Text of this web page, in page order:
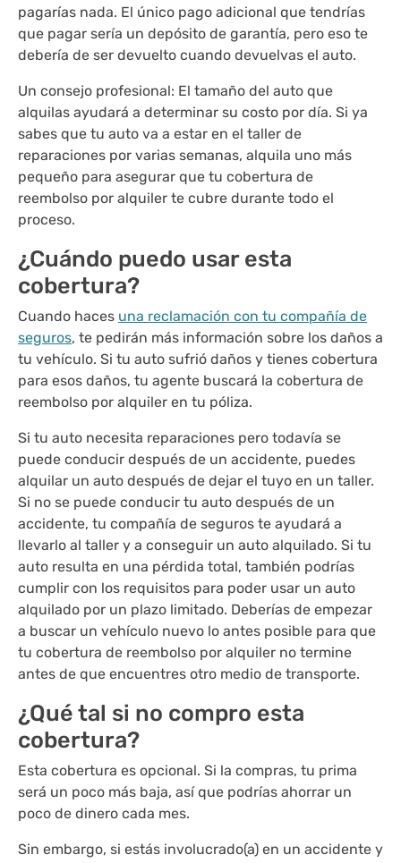
pagarías nada. El único pago adicional que tendrías
que pagar sería un depósito de garantía, pero eso te
debería de ser devuelto cuando devuelvas el auto.
Un consejo profesional: El tamaño del auto que
alquilas ayudará a determinar su costo por día. Si ya
sabes que tu auto va a estar en el taller de
reparaciones por varias semanas, alquila uno más
pequeño para asegurar que tu cobertura de
reembolso por alquiler te cubre durante todo el
proceso.
¿Cuándo puedo usar esta
cobertura?
Cuando haces una reclamación con tu compañía de
seguros, te pedirán más información sobre los daños a
tu vehículo. Si tu auto sufrió daños y tienes cobertura
para esos daños, tu agente buscará la cobertura de
reembolso por alquiler en tu póliza.
Si tu auto necesita reparaciones pero todavía se
puede conducir después de un accidente, puedes
alquilar un auto después de dejar el tuyo en un taller.
Si no se puede conducir tu auto después de un
accidente, tu compañía de seguros te ayudará a
llevarlo al taller y a conseguir un auto alquilado. Si tu
auto resulta en una pérdida total, también podrías
cumplir con los requisitos para poder usar un auto
alquilado por un plazo limitado. Deberías de empezar
a buscar un vehículo nuevo lo antes posible para que
tu cobertura de reembolso por alquiler no termine
antes de que encuentres otro medio de transporte.
¿Qué tal si no compro esta
cobertura?
Esta cobertura es opcional. Si la compras, tu prima
será un poco más baja, así que podrías ahorrar un
poco de dinero cada mes.
Sin embargo, si estás involucrado(a) en un accidente y